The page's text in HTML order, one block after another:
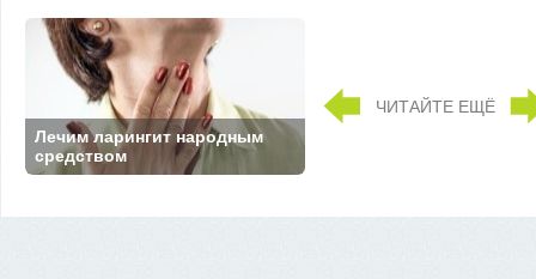
Лечим ларингит народным
средством
ЧИТАЙТЕ ЕЩЁ